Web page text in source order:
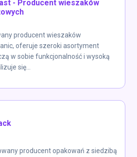
- Producent wieszaków
producent wieszaków
oferuje szeroki asortyment
w sobie funkcjonalność i wysoką
się...
producent opakowań z siedzibą